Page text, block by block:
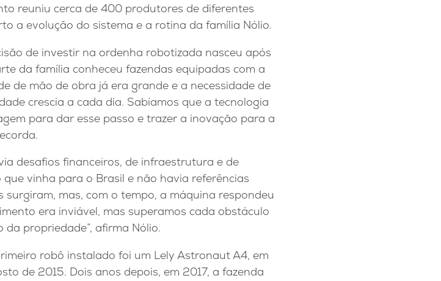
reuniu cerca de 400 produtores de diferentes
a evolução do sistema e a rotina da família Nólio.
de investir na ordenha robotizada nasceu após
da família conheceu fazendas equipadas com a
de mão de obra já era grande e a necessidade de
crescia a cada dia. Sabíamos que a tecnologia
para dar esse passo e trazer a inovação para a
desafios financeiros, de infraestrutura e de
vinha para o Brasil e não havia referências
mas, com o tempo, a máquina respondeu
era inviável, mas superamos cada obstáculo
propriedade”, afirma Nólio.
robô instalado foi um Lely Astronaut A4, em
de 2015. Dois anos depois, em 2017, a fazenda